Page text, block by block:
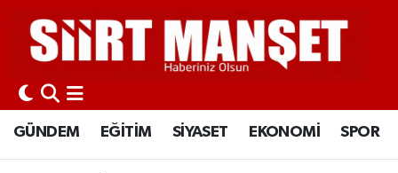
GÜNDEM EĞİTİM SİYASET EKONOMİ SPOR
GÜNDEM
EĞİTİM
SİYASET
Siirt Nöbetçi Eczaneler
Siirt Hava Durumu
Siirt Namaz Vakitleri